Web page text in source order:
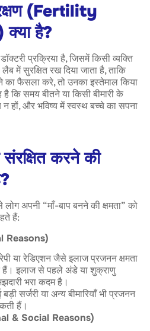
(Fertility
है?
प्रक्रिया है, जिसमें किसी व्यक्ति
में सुरक्षित रख दिया जाता है, ताकि
का फैसला करे, तो उनका इस्तेमाल किया
कि समय बीतने या किसी बीमारी के
हों, और भविष्य में स्वस्थ बच्चे का सपना
करने की
अपनी “माँ-बाप बनने की क्षमता” को
हैं:
Reasons)
या रेडिएशन जैसे इलाज प्रजनन क्षमता
इलाज से पहले अंडे या शुक्राणु
भरा कदम है।
सर्जरी या अन्य बीमारियाँ भी प्रजनन
हैं।
& Social Reasons)